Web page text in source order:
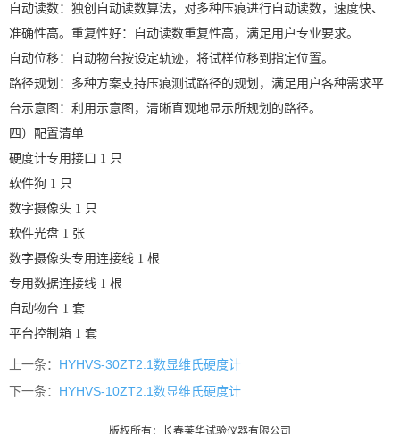
自动读数：独创自动读数算法，对多种压痕进行自动读数，速度快、
准确性高。重复性好：自动读数重复性高，满足用户专业要求。
自动位移：自动物台按设定轨迹，将试样位移到指定位置。
路径规划：多种方案支持压痕测试路径的规划，满足用户各种需求平
台示意图：利用示意图，清晰直观地显示所规划的路径。
四）配置清单
硬度计专用接口 1 只
软件狗 1 只
数字摄像头 1 只
软件光盘 1 张
数字摄像头专用连接线 1 根
专用数据连接线 1 根
自动物台 1 套
平台控制箱 1 套
上一条： HYHVS-30ZT2.1数显维氏硬度计
下一条： HYHVS-10ZT2.1数显维氏硬度计
版权所有：长春莱华试验仪器有限公司